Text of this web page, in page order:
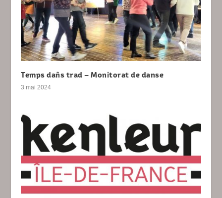
Temps dañs trad – Monitorat de danse
3 mai 2024